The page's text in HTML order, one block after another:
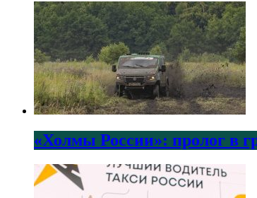
«Холмы России»: пролог в